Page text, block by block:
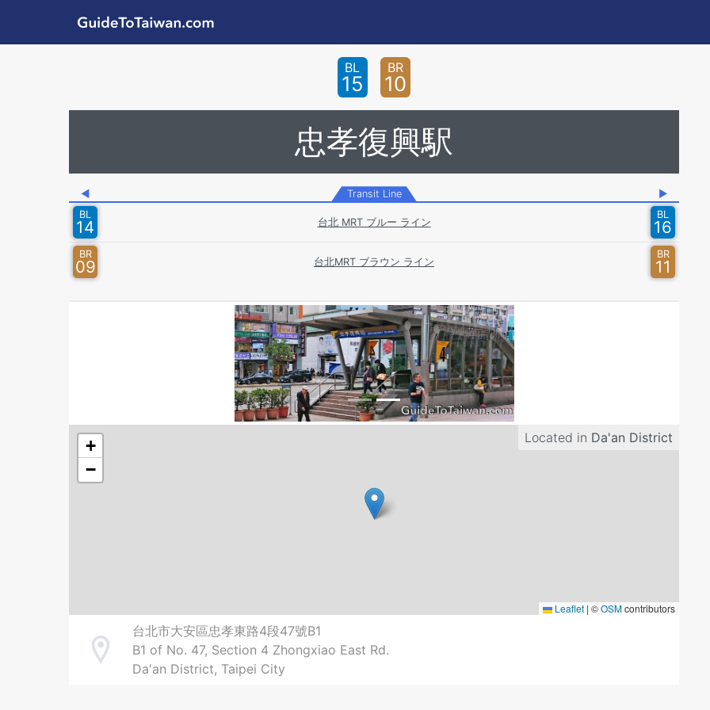
GuideToTaiwan.com
BL
15
BR
10
忠孝復興駅
◀ Transit Line
▶
BL
14 台北 MRT ブルー ライン
BL
16
BR
09 台北MRT ブラウン ライン
BR
11
Located in Da'an District
+
−
Leaflet | ©OSMcontributors
Address
台北市大安區忠孝東路4段47號B1
B1 of No. 47, Section 4 Zhongxiao East Rd.
Da'an District, Taipei City